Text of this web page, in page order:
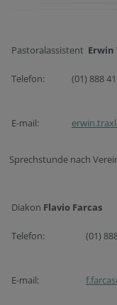
Pastoralassistent
Telefon: (01) 888
E-mail:
Sprechstunde nach
Diakon Flavio Farcas
Telefon: (01)
E-mail: